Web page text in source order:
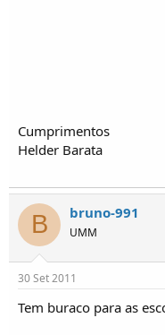
Cumprimentos
Helder Barata
B bruno-991
UMM
30 Set 2011
Tem buraco para as